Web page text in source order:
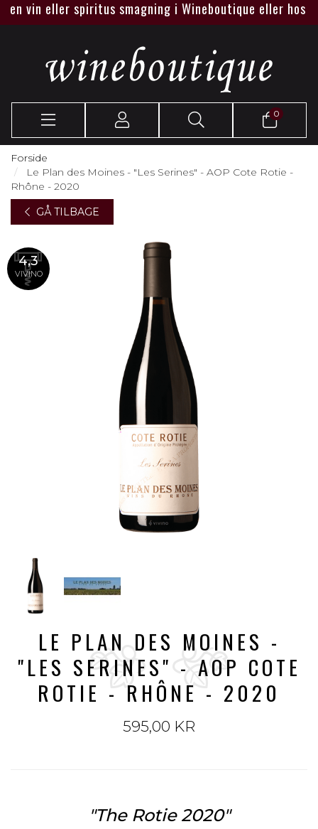
eller spiritus smagning i Wineboutique eller hos jer.
0
Forside
Le Plan des Moines - "Les Serines" - AOP Cote Rotie -
Rhône - 2020
GÅ TILBAGE
4,3
VIVINO
LE PLAN DES MOINES -
"LES SERINES" - AOP COTE
ROTIE - RHÔNE - 2020
595,00 KR
"The Rotie 2020"